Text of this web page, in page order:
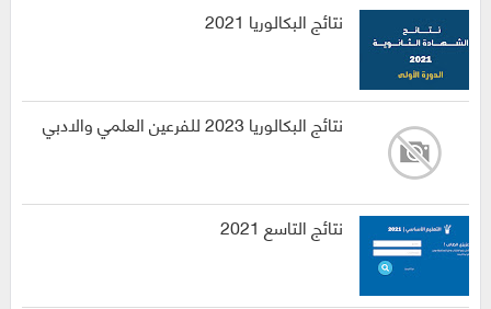
نتائج البكالوريا 2021
نتائج البكالوريا 2023 للفرعين العلمي والادبي
نتائج التاسع 2021